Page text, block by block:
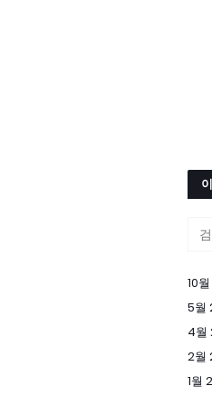
10
5월
4월
2월
1월